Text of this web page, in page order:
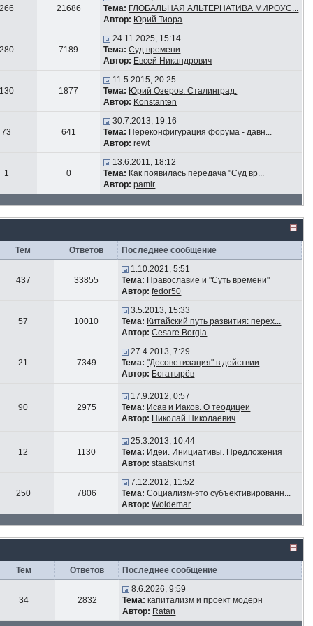
21686
Тема: ГЛОБАЛЬНАЯ АЛЬТЕРНАТИВА МИРОУС...
Автор: Юрий Тиора
7189
24.11.2025, 15:14
Тема: Суд времени
Автор: Евсей Никандрович
1877
11.5.2015, 20:25
Тема: Юрий Озеров. Сталинград.
Автор: Konstanten
73 641
30.7.2013, 19:16
Тема: Переконфигурация форума - давн...
Автор: rewt
1 0
13.6.2011, 18:12
Тема: Как появилась передача "Суд вр...
Автор: pamir
Тем Ответов Последнее сообщение
437 33855
1.10.2021, 5:51
Тема: Православие и "Суть времени"
Автор: fedor50
57 10010
3.5.2013, 15:33
Тема: Китайский путь развития: перех...
Автор: Cesare Borgia
21 7349
27.4.2013, 7:29
Тема: "Десоветизация" в действии
Автор: Богатырёв
90 2975
17.9.2012, 0:57
Тема: Исав и Иаков. О теодицеи
Автор: Николай Николаевич
12 1130
25.3.2013, 10:44
Тема: Идеи. Инициативы. Предложения
Автор: staatskunst
250 7806
7.12.2012, 11:52
Тема: Социализм-это субъективированн...
Автор: Woldemar
Тем Ответов Последнее сообщение
34 2832
8.6.2026, 9:59
Тема: капитализм и проект модерн
Автор: Ratan